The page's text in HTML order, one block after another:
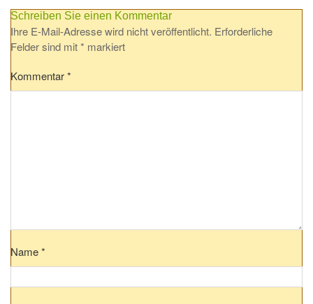
Schreiben Sie einen Kommentar
Ihre E-Mail-Adresse wird nicht veröffentlicht. Erforderliche
Felder sind mit* markiert
Kommentar*
Name*